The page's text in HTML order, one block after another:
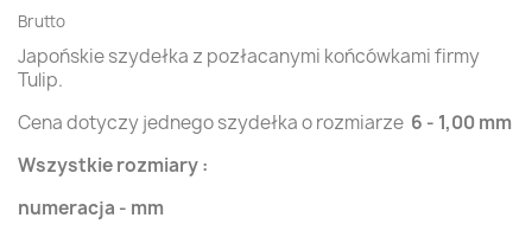
Brutto
Japońskie szydełka z pozłacanymi końcówkami firmy
Tulip.
Cena dotyczy jednego szydełka o rozmiarze 6 - 1,00 mm
Wszystkie rozmiary :
numeracja - mm